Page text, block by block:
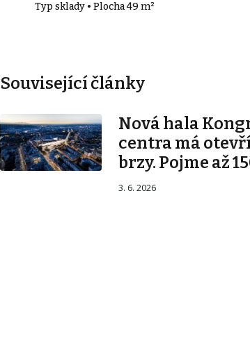
Typ sklady • Plocha 49 m²
Související články
Nová hala
centra má
brzy. Pojme až
3. 6. 2026